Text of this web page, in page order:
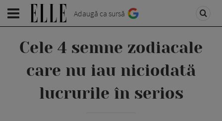
Adaugă ca sursă
Cele 4 semne zodiacale
care nu iau niciodată
lucrurile în serios